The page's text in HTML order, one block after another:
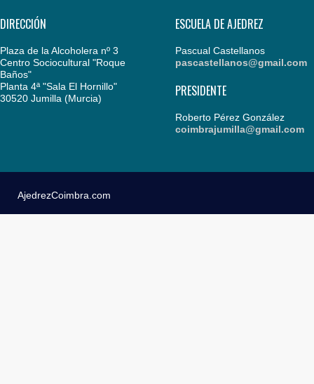
DIRECCIÓN
Plaza de la Alcoholera nº 3
Centro Sociocultural "Roque
Baños"
Planta 4ª "Sala El Hornillo"
30520 Jumilla (Murcia)
ESCUELA DE AJEDREZ
Pascual Castellanos
pascastellanos@gmail.com
PRESIDENTE
Roberto Pérez González
coimbrajumilla@gmail.com
AjedrezCoimbra.com